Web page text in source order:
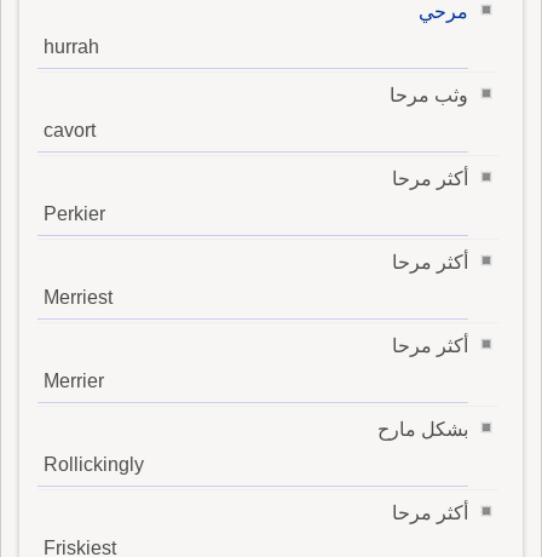
مرحي
hurrah
وثب مرحا
cavort
أكثر مرحا
Perkier
أكثر مرحا
Merriest
أكثر مرحا
Merrier
بشكل مارح
Rollickingly
أكثر مرحا
Friskiest